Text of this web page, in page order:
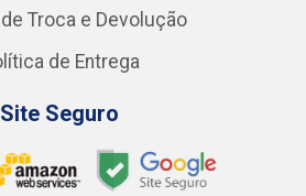
Troca e Devolução
de Entrega
Site Seguro